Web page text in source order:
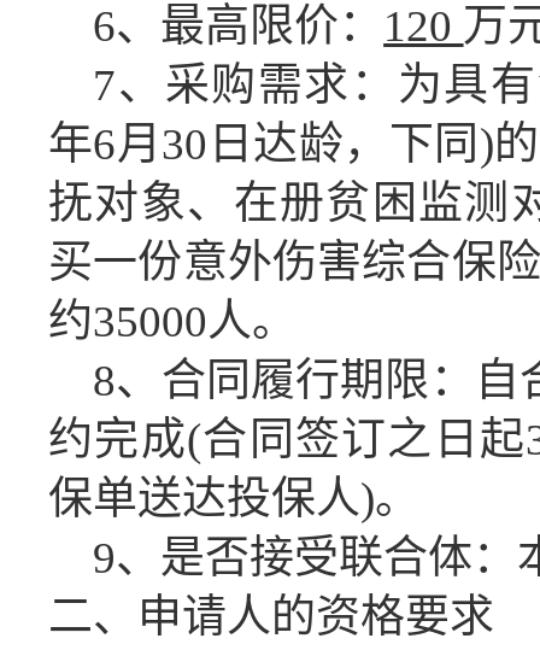
6、最高限价： 120 万
7、采购需求：为具
年6月30日达龄，下同)
抚对象、在册贫困监测
买一份意外伤害综合保
约35000人。
8、合同履行期限：自
约完成(合同签订之日
保单送达投保人)。
9、是否接受联合体：
二、申请人的资格要求